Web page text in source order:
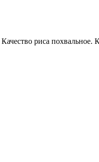
риса похвальное.